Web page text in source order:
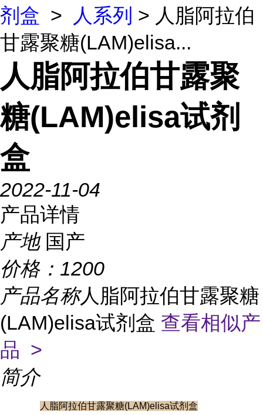
剂盒 > 人系列 > 人脂阿拉伯
甘露聚糖(LAM)elisa...
人脂阿拉伯甘露聚
糖(LAM)elisa试剂
盒
2022-11-04
产品详情
产地 国产
价格： 1200
产品名称人脂阿拉伯甘露聚糖
(LAM)elisa试剂盒 查看相似产
品 >
简介
人脂阿拉伯甘露聚糖(LAM)elisa试剂盒